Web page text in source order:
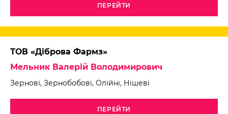
ПЕРЕЙТИ
ТОВ «Діброва Фармз»
Мельник Валерій Володимирович
Зернові, Зернобобові, Олійні, Нішеві
ПЕРЕЙТИ